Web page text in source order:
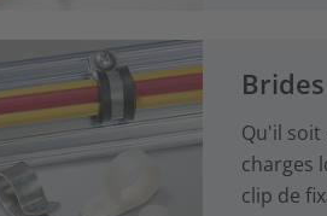
Qu'il
charges
clip de